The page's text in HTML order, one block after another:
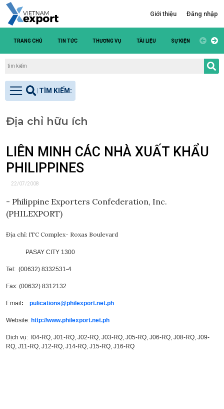
Giới thiệu Đăng nhập
TRANG CHỦ TIN TỨC THƯƠNG VỤ TÀI LIỆU SỰ KIỆN DANH
Địa chỉ hữu ích
LIÊN MINH CÁC NHÀ XUẤT KHẨU
PHILIPPINES
22/07/2008
- Philippine Exporters Confederation, Inc.
(PHILEXPORT)
Địa chỉ: ITC Complex- Roxas Boulevard
PASAY CITY 1300
Tel: (00632) 8332531-4
Fax: (00632) 8312132
Email: pulications@philexport.net.ph
Website: http://www.philexport.net.ph
Dịch vụ: I04-RQ, J01-RQ, J02-RQ, J03-RQ, J05-RQ, J06-RQ, J08-RQ, J09-
RQ, J11-RQ, J12-RQ, J14-RQ, J15-RQ, J16-RQ